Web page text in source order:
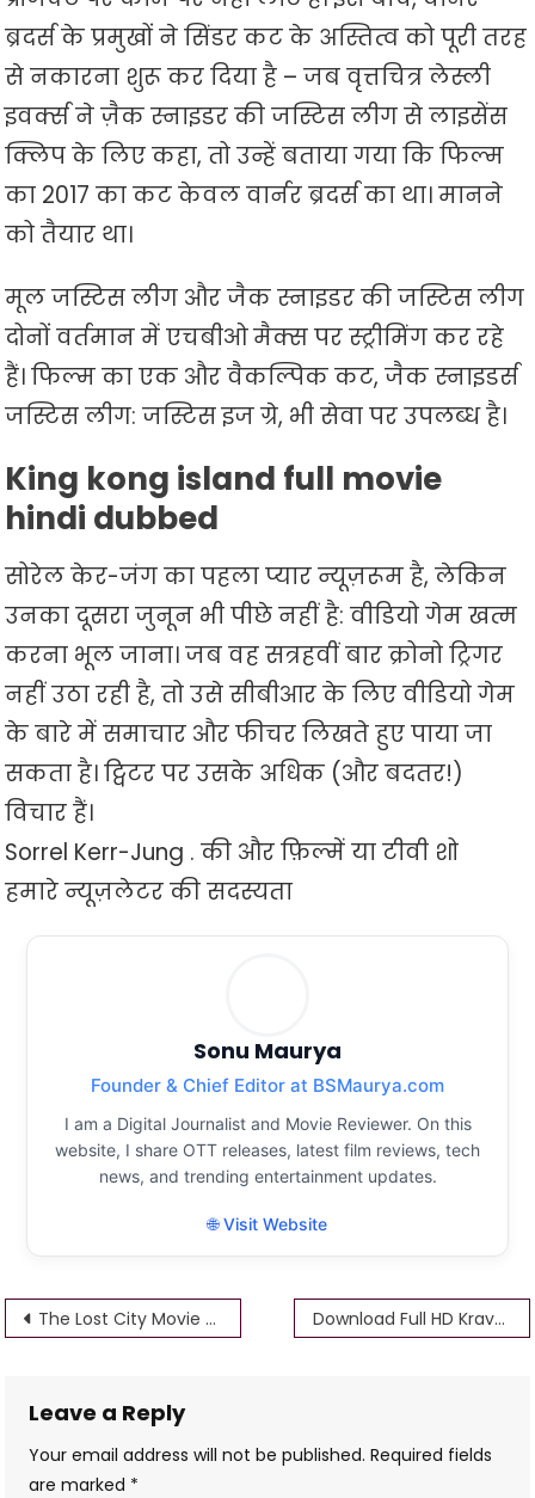
ब्रदर्स के प्रमुखों ने सिंडर कट के अस्तित्व को पूरी तरह
से नकारना शुरू कर दिया है – जब वृत्तचित्र लेस्ली
इवर्क्स ने ज़ैक स्नाइडर की जस्टिस लीग से लाइसेंस
क्लिप के लिए कहा, तो उन्हें बताया गया कि फिल्म
का 2017 का कट केवल वार्नर ब्रदर्स का था। मानने
को तैयार था।
मूल जस्टिस लीग और जैक स्नाइडर की जस्टिस लीग
दोनों वर्तमान में एचबीओ मैक्स पर स्ट्रीमिंग कर रहे
हैं। फिल्म का एक और वैकल्पिक कट, जैक स्नाइडर्स
जस्टिस लीग: जस्टिस इज ग्रे, भी सेवा पर उपलब्ध है।
King kong island full movie
hindi dubbed
सोरेल केर-जंग का पहला प्यार न्यूज़रूम है, लेकिन
उनका दूसरा जुनून भी पीछे नहीं है: वीडियो गेम खत्म
करना भूल जाना। जब वह सत्रहवीं बार क्रोनो ट्रिगर
नहीं उठा रही है, तो उसे सीबीआर के लिए वीडियो गेम
के बारे में समाचार और फीचर लिखते हुए पाया जा
सकता है। ट्विटर पर उसके अधिक (और बदतर!)
विचार हैं।
Sorrel Kerr-Jung . की और फ़िल्में या टीवी शो
हमारे न्यूज़लेटर की सदस्यता
Sonu Maurya
Founder & Chief Editor at BSMaurya.com
I am a Digital Journalist and Movie Reviewer. On this
website, I share OTT releases, latest film reviews, tech
news, and trending entertainment updates.
🌐 Visit Website
Post
The Lost City Movie Download 1.24 GB 1.75 GB 4K Download Full HD [ 2022] Download Full HD Kraven the Hunter Movie Download 1.24 GB 1.75 GB 4K
Leave a Reply
Your email address will not be published. Required fields
are marked *